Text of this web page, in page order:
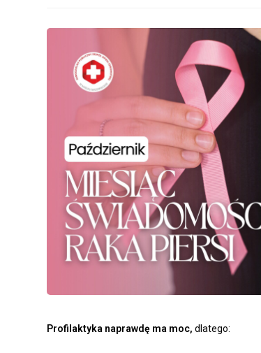
Profilaktyka naprawdę ma moc,dlatego: